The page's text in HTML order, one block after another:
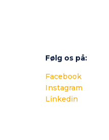
Følg os på:
Facebook
Instagram
Linkedin